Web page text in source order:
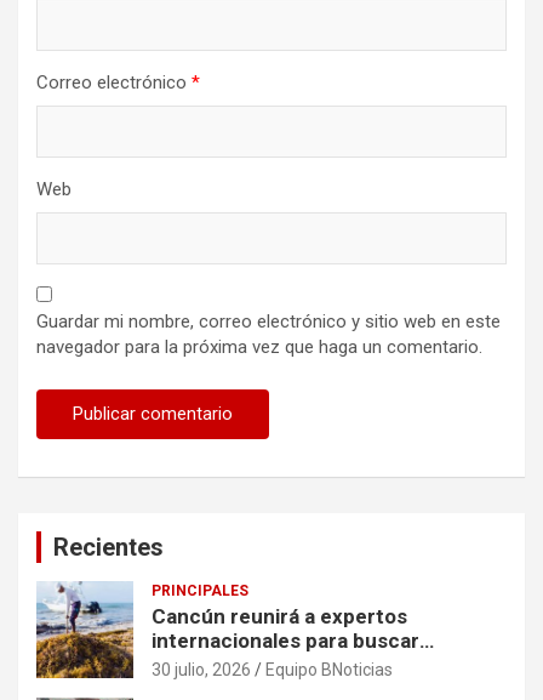
Correo electrónico *
Web
Guardar mi nombre, correo electrónico y sitio web en este
navegador para la próxima vez que haga un comentario.
Recientes
PRINCIPALES
Cancún reunirá a expertos
internacionales para buscar
soluciones al problema del sargazo
30 julio, 2026 Equipo BNoticias